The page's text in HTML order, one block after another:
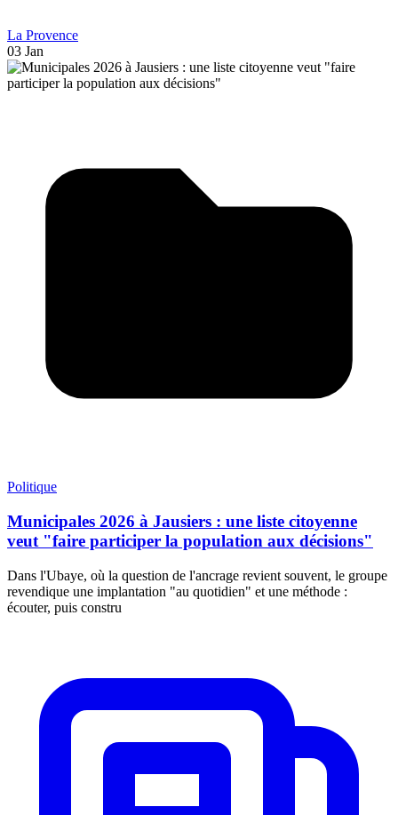
La Provence
03 Jan
Politique
Municipales 2026 à Jausiers : une liste citoyenne
veut "faire participer la population aux décisions"
Dans l'Ubaye, où la question de l'ancrage revient souvent, le groupe
revendique une implantation "au quotidien" et une méthode :
écouter, puis constru